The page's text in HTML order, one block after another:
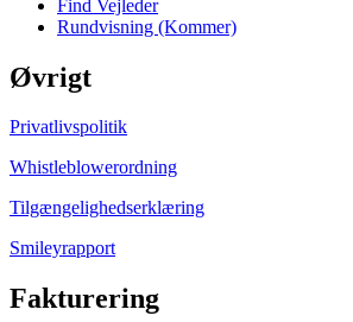
Find Vejleder
Rundvisning (Kommer)
Øvrigt
Privatlivspolitik
Whistleblowerordning
Tilgængelighedserklæring
Smileyrapport
Fakturering